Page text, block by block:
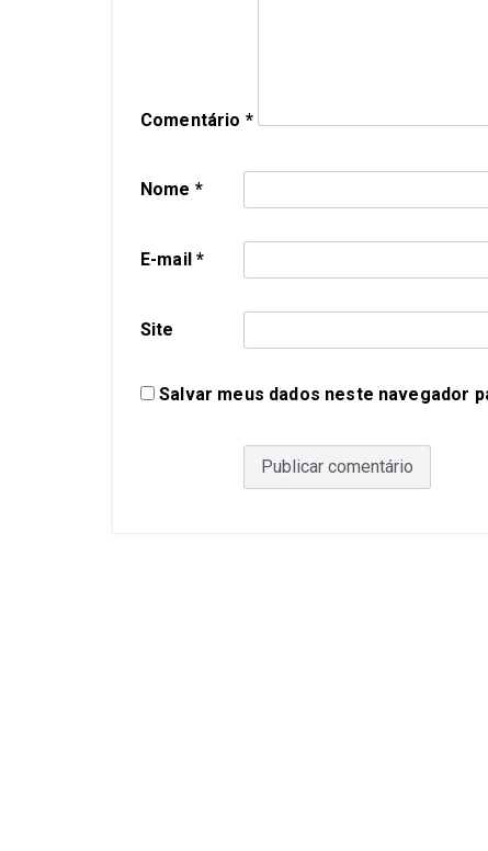
Comentário *
Nome *
E-mail*
Site
Salvar meus dados neste navegador